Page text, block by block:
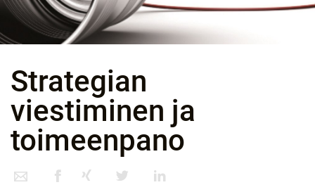
Strategian
viestiminen ja
toimeenpano